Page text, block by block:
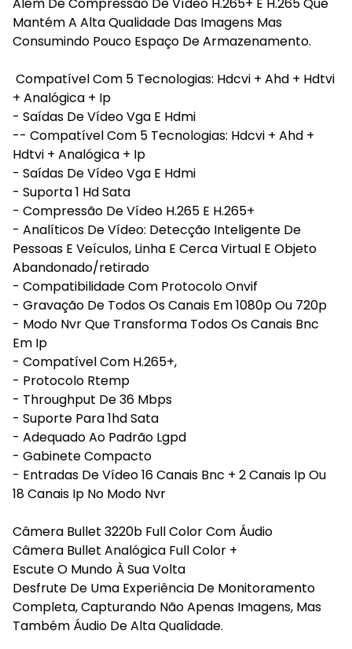
Mantém A Alta Qualidade Das Imagens Mas
Consumindo Pouco Espaço De Armazenamento.
Compatível Com 5 Tecnologias: Hdcvi + Ahd + Hdtvi
+ Analógica + Ip
- Saídas De Vídeo Vga E Hdmi
-- Compatível Com 5 Tecnologias: Hdcvi + Ahd +
Hdtvi + Analógica + Ip
- Saídas De Vídeo Vga E Hdmi
- Suporta 1 Hd Sata
- Compressão De Vídeo H.265 E H.265+
- Analíticos De Vídeo: Detecção Inteligente De
Pessoas E Veículos, Linha E Cerca Virtual E Objeto
Abandonado/retirado
- Compatibilidade Com Protocolo Onvif
- Gravação De Todos Os Canais Em 1080p Ou 720p
- Modo Nvr Que Transforma Todos Os Canais Bnc
Em Ip
- Compatível Com H.265+,
- Protocolo Rtemp
- Throughput De 36 Mbps
- Suporte Para 1hd Sata
- Adequado Ao Padrão Lgpd
- Gabinete Compacto
- Entradas De Vídeo 16 Canais Bnc + 2 Canais Ip Ou
18 Canais Ip No Modo Nvr
Câmera Bullet 3220b Full Color Com Áudio
Câmera Bullet Analógica Full Color +
Escute O Mundo À Sua Volta
Desfrute De Uma Experiência De Monitoramento
Completa, Capturando Não Apenas Imagens, Mas
Também Áudio De Alta Qualidade.